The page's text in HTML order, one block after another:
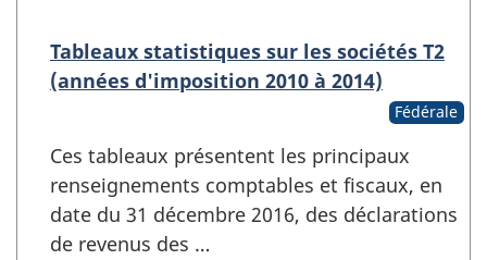
Tableaux statistiques sur les sociétés T2
(années d'imposition 2010 à 2014)
Fédérale
Ces tableaux présentent les principaux
renseignements comptables et fiscaux, en
date du 31 décembre 2016, des déclarations
de revenus des …